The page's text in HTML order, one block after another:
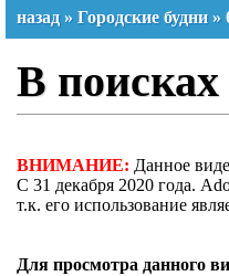
назад » Городские будни »
В
ВНИМАНИЕ: Данное
С 31 декабря 2020 года.
т.к. его использование
Для просмотра данного